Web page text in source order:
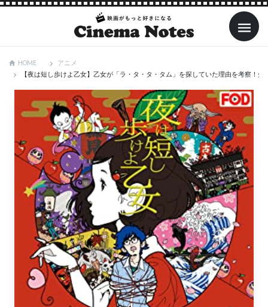
HOME
アニメ
【夜は短し歩けよ乙女】乙女が「ラ・タ・タ・タム」を探していた理由を考察！